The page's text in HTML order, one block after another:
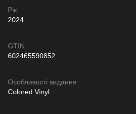
Рік:
2024
GTIN:
602465590852
Особливості видання:
Colored Vinyl